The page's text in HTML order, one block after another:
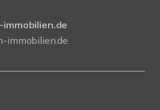
immobilien.de